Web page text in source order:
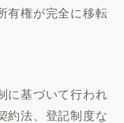
有権が完全に移転
に基づいて行われ
約法、登記制度な